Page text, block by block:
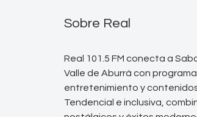
Sobre Real
Real 101.5 FM conecta a
Valle de Aburrá con
entretenimiento y
Tendencial e inclusiva,